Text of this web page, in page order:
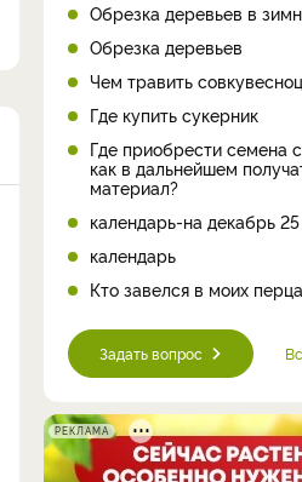
Обрезка деревьев в
Обрезка деревьев
Чем травить совкувесноц
Где купить сукерник
Где приобрести семена
как в дальнейшем
материал?
календарь-на декабрь 25
календарь
Кто завелся в моих
Задать вопрос
РЕКЛАМА